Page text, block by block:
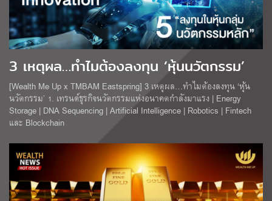
3 เหตุผล…ทำไมต้องลงทุน ‘หุ้นนวัตกรรม’
[Wealth Me Up x TMBAM Eastspring] 3 เหตุผล…ทำไมต้องลงทุน ‘หุ้น
นวัตกรรม’ 1. เทรนด์ธุรกิจนวัตกรรมแห่งอนาคตกำลังมาแรง | Energy
Storage | DNA Sequencing | Artificial Intelligence | Robotics | Fintech
และ Blockchain